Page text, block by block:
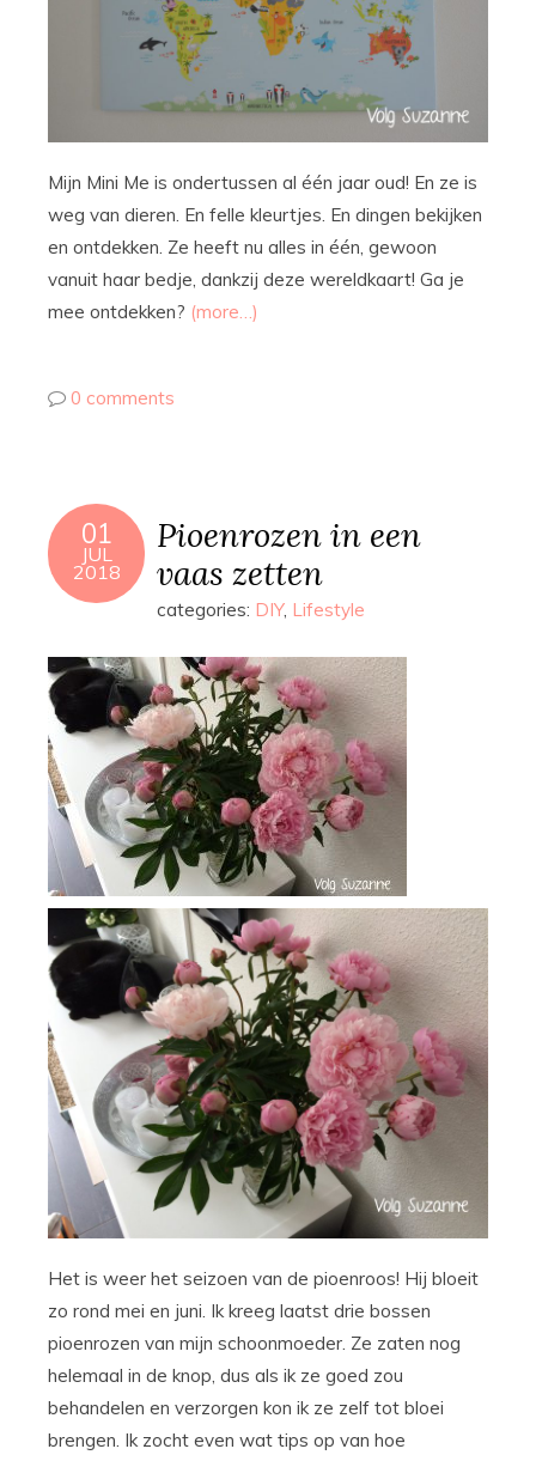
Mijn Mini Me is ondertussen al één jaar oud! En ze is
weg van dieren. En felle kleurtjes. En dingen bekijken
en ontdekken. Ze heeft nu alles in één, gewoon
vanuit haar bedje, dankzij deze wereldkaart! Ga je
mee ontdekken? (more…)
0 comments
01
JUL
2018
Pioenrozen in een
vaas zetten
categories: DIY, Lifestyle
Het is weer het seizoen van de pioenroos! Hij bloeit
zo rond mei en juni. Ik kreeg laatst drie bossen
pioenrozen van mijn schoonmoeder. Ze zaten nog
helemaal in de knop, dus als ik ze goed zou
behandelen en verzorgen kon ik ze zelf tot bloei
brengen. Ik zocht even wat tips op van hoe